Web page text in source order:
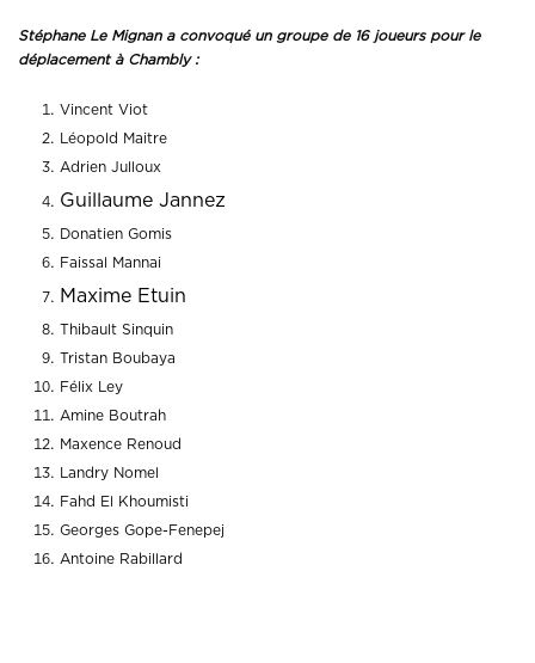
Stéphane Le Mignan a convoqué un groupe de 16 joueurs pour le
déplacement à Chambly :
Vincent Viot
Léopold Maitre
Adrien Julloux
Guillaume Jannez
Donatien Gomis
Faissal Mannai
Maxime Etuin
Thibault Sinquin
Tristan Boubaya
Félix Ley
Amine Boutrah
Maxence Renoud
Landry Nomel
Fahd El Khoumisti
Georges Gope-Fenepej
Antoine Rabillard